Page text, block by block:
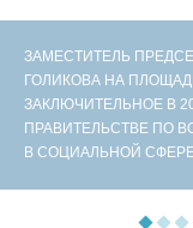
ЗАМЕСТИТЕЛЬ
ГОЛИКОВА НА
ЗАКЛЮЧИТЕЛЬНОЕ В
ПРАВИТЕЛЬСТВЕ ПО
В СОЦИАЛЬНОЙ